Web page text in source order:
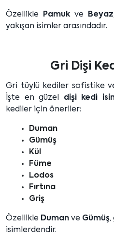
Özellikle Pamukve Beyaz
yakışan isimler arasındadır.
Gri Dişi
Gri tüylü kediler sofistike
İşte en güzel dişi kedi
kediler için öneriler:
Duman
Gümüş
Kül
Füme
Lodos
Fırtına
Griş
Özellikle Duman ve Gümüş,
isimlerdendir.